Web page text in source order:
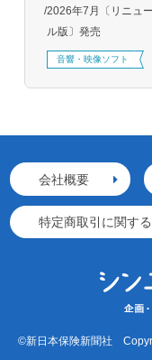
2026年7月〔リニュ
ル版〕発売
音響・映像ソフト
会社概要
特定商取引に関す
©新日本保険新聞社